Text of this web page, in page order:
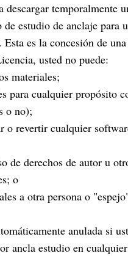
descargar temporalmente
estudio de anclaje para
es la concesión de
usted no puede:
materiales;
para cualquier propósito
o no);
o revertir cualquier
de derechos de autor u
o
a otra persona o
anulada si
ancla estudio en